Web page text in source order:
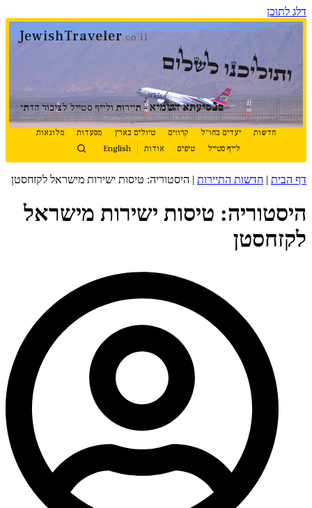
דלג לתוכן
JewishTraveler.co.il
ותוליכנו לשלום
בנסיעתא דשמיא- תיירות ולייף סטייל לציבור הדתי
חדשות יעדים בחו"ל קרוזים טיולים בארץ מסעדות
מלונאות
לייף סטייל
טיפים אודות English
דף הבית | חדשות התיירות | היסטוריה: טיסות ישירות מישראל לקזחסטן
היסטוריה: טיסות ישירות מישראל
לקזחסטן